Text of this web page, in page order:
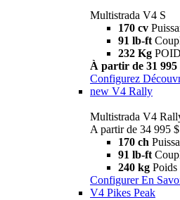
Multistrada V4 S
170 cv
91 lb-ft
232 Kg
À partir de 31 995
Configurez
new V4 Rally
Multistrada V4
A partir de 34 995 $
170 ch
91 lb-ft
240 kg Poids
Configurer En
V4 Pikes Peak